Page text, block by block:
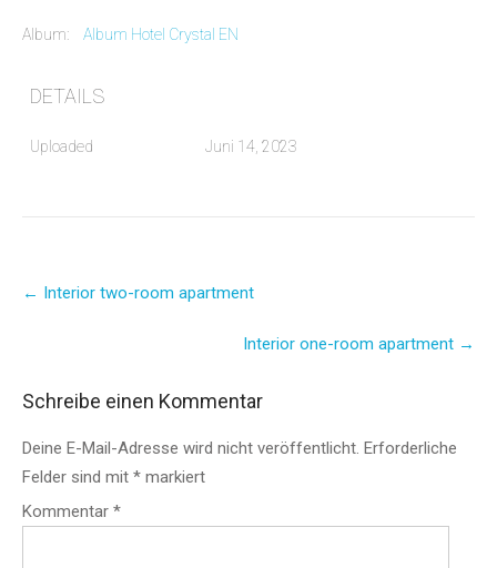
Album: Album Hotel Crystal EN
DETAILS
Uploaded Juni 14, 2023
navigation
← Interior two-room apartment
Interior one-room apartment →
Schreibe einen Kommentar
Deine E-Mail-Adresse wird nicht veröffentlicht. Erforderliche
Felder sind mit * markiert
Kommentar *